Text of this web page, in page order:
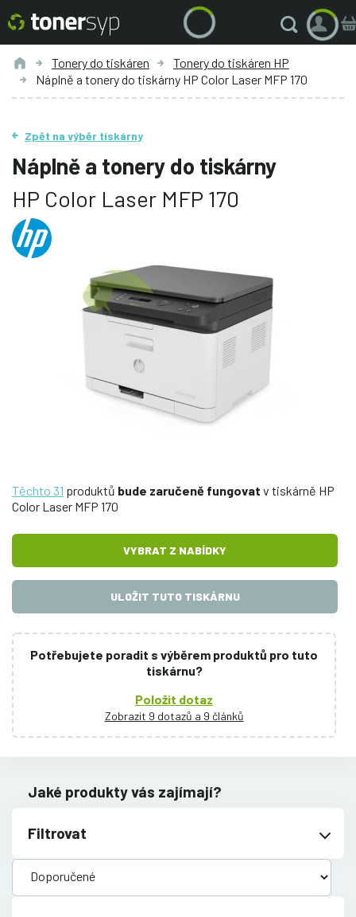
Tonery do tiskáren
Tonery do tiskáren HP
Náplně a tonery do tiskárny HP Color Laser MFP 170
Zpět na výběr tiskárny
Náplně a tonery do tiskárny
HP Color Laser MFP 170
Těchto 31 produktů bude zaručeně fungovat v tiskárně HP
Color Laser MFP 170
VYBRAT Z NABÍDKY
ULOŽIT TUTO TISKÁRNU
Potřebujete poradit s výběrem produktů pro tuto
tiskárnu?
Položit dotaz
Zobrazit 9 dotazů a 9 článků
Jaké produkty vás zajímají?
Filtrovat